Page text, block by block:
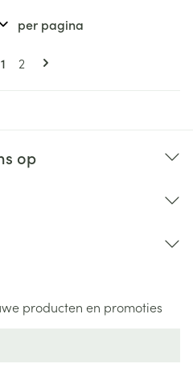
Pagina's
U lees momenteel pagina
1 Pagina
2
per pagina
op
producten en promoties